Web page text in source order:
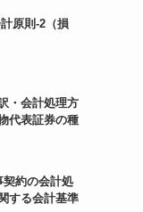
原則-2（損
・会計処理方
代表証券の種
契約の会計処
する会計基準